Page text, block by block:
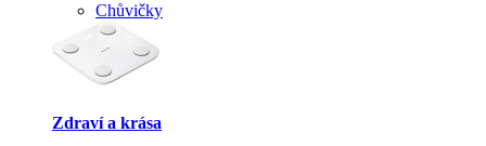
Chůvičky
Zdraví a krása